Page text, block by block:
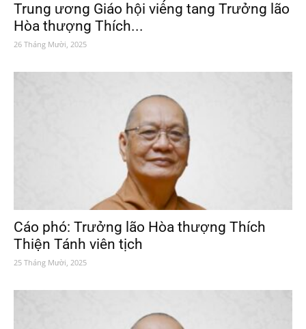
Trung ương Giáo hội viếng tang Trưởng lão
Hòa thượng Thích...
26 Tháng Mười, 2025
Cáo phó: Trưởng lão Hòa thượng Thích
Thiện Tánh viên tịch
25 Tháng Mười, 2025